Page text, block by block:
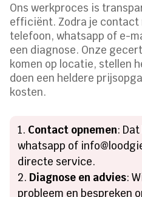
Ons werkproces is
efficiënt. Zodra je contact
telefoon, whatsapp of e-
een diagnose. Onze
komen op locatie, stellen
doen een heldere
kosten.
Contact opnemen:
whatsapp of
directe service.
Diagnose en advies:
probleem en bespreken